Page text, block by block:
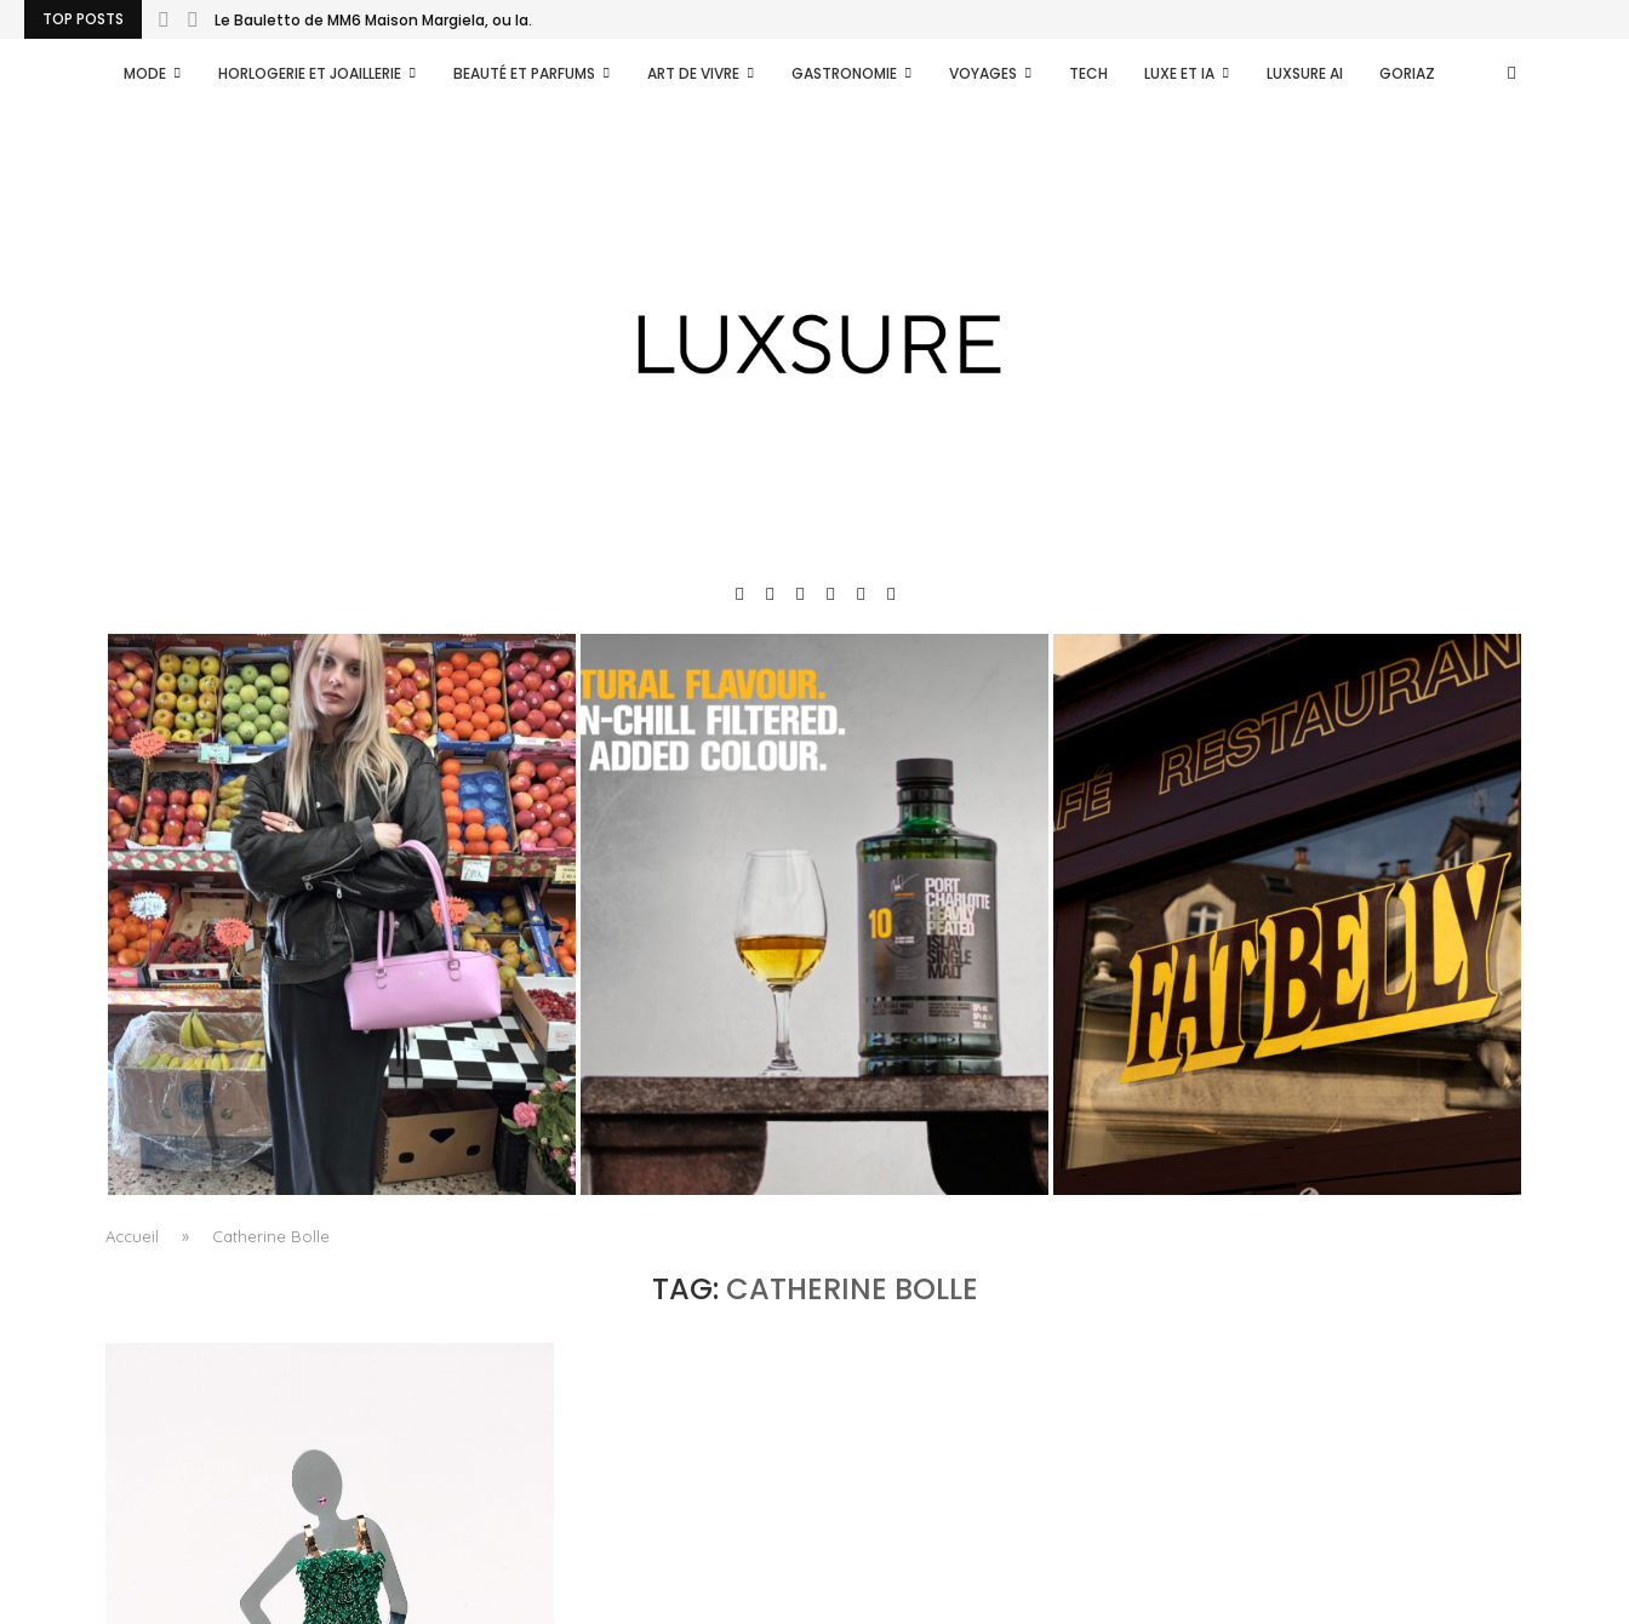
TOP POSTS Le Bauletto de MM6 Maison Margiela, ou la...
MODE HORLOGERIE ET JOAILLERIE BEAUTÉ ET PARFUMS ART DE VIVRE GASTRONOMIE VOYAGES TECH LUXE ET IA LUXSURE AI GORIAZ
LE BAULETTO DE MM6 MAISON MARGIELA, OU
LA GÉOMÉTRIE COMME SEUL ORNEMENT
by Pascal Iakovou
PORT CHARLOTTE 10 : CE QUE 40 PPM DIT
D’UNE RÉCOMPENSE SANS...
by
FAT BELLY, LA RÔTISSERIE ASIATIQUE COMME
CUISINE DU TEMPS LONG
Accueil » Catherine Bolle
TAG: CATHERINE BOLLE